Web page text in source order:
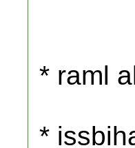
* raml
*